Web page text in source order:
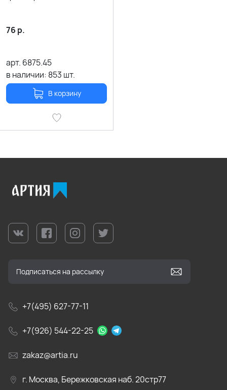
76 р.
арт. 6875.45
в наличии: 853 шт.
В корзину
+7(495) 627-77-11
+7(926) 544-22-25
zakaz@artia.ru
г. Москва, Бережковская наб. 20стр77